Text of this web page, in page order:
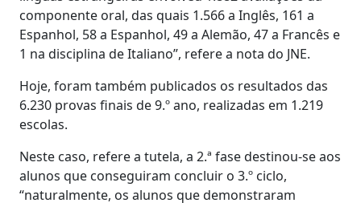
componente oral, das quais 1.566 a Inglês, 161 a
Espanhol, 58 a Espanhol, 49 a Alemão, 47 a Francês e
1 na disciplina de Italiano”, refere a nota do JNE.
Hoje, foram também publicados os resultados das
6.230 provas finais de 9.º ano, realizadas em 1.219
escolas.
Neste caso, refere a tutela, a 2.ª fase destinou-se aos
alunos que conseguiram concluir o 3.º ciclo,
“naturalmente, os alunos que demonstraram